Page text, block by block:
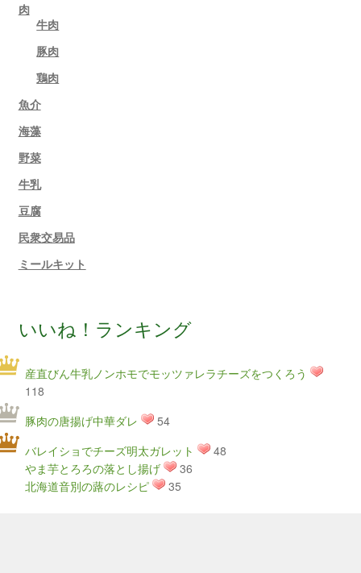
肉
牛肉
豚肉
鶏肉
魚介
海藻
野菜
牛乳
豆腐
民衆交易品
ミールキット
いいね！ランキング
産直びん牛乳ノンホモでモッツァレラチーズをつくろう
118
豚肉の唐揚げ中華ダレ
54
バレイショでチーズ明太ガレット
48
やま芋とろろの落とし揚げ
36
北海道音別の蕗のレシピ
35